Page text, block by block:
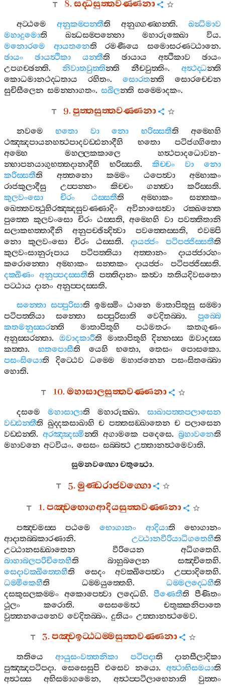
8.සද‍්ධසුත‍්තවණ‍්ණනා
අට‍්ඨමෙ අනුකම‍්පන‍්තීති අනුග‍්ගණ‍්හන‍්ති. ඛන්‍ධිමාව
මහාදුමොති ඛන්‍ධසම‍්පන‍්නො මහාරුක‍්ඛො විය.
මනොරමෙ
ආයතනෙති රමණීයෙ සමොසරණට‍්ඨානෙ.
ඡායං
ඡායත්‍ථිකා යන‍්තීති ඡායාය අත්‍ථිකාව
ඡායං
උපගච‍්ඡන‍්ති. නිවාතවුත‍්තින‍්ති නීචවුත‍්තිං. අත්‍ථද‍්ධන‍්ති
කොධමානථද‍්ධතාය
රහිතං. සොරතන‍්ති
සොරච‍්චෙන
සුචිසීලෙන සමන‍්නාගතං. සඛිලන‍්ති සම‍්මොදකං.
9.පුත‍්තසුත‍්තවණ‍්ණනා
නවමෙ භතො වා නො භරිස‍්සතීති
අම‍්හෙහි
ථඤ‍්ඤපායනහත්‍ථපාදවඩ‍්ඪනාදීහි
භතො
පටිජග‍්ගිතො
අම‍්හෙ
මහල‍්ලකකාලෙ හත්‍ථපාදධොවන-
න‍්හාපනයාගුභත‍්තදානාදීහි
භරිස‍්සති. කිච‍්චං වා
නො
කරිස‍්සතීති අත‍්තනො කම‍්මං ඨපෙත්‍වා
අම‍්හාකං
රාජකුලාදීසු
උප‍්පන‍්නං කිච‍්චං ගන‍්ත්‍වා කරිස‍්සති.
කුලවංසො
චිරං ඨස‍්සතීති අම‍්හාකං
සන‍්තකං
ඛෙත‍්තවත්‍ථුහිරඤ‍්ඤසුවණ‍්ණාදිං
අවිනාසෙත්‍වා
රක‍්ඛන‍්තෙ
පුත‍්තෙ කුලවංසො චිරං ඨස‍්සති,අම‍්හෙහි වා පවත‍්තිතානි
සලාකභත‍්තාදීනි
අනුපච‍්ඡින්‍දිත්‍වා පවත‍්තෙස‍්සති,එවම‍්පි
නො
කුලවංසො චිරං ඨස‍්සති. දායජ‍්ජං පටිපජ‍්ජිස‍්සතීති
කුලවංසානුරූපාය
පටිපත‍්තියා අත‍්තානං
දායජ‍්ජාරහං
කරොන‍්තො
අම‍්හාකං සන‍්තකං දායජ‍්ජං පටිපජ‍්ජිස‍්සති.
දක‍්ඛිණං අනුප‍්පදස‍්සතීති පත‍්තිදානං කත්‍වා තතියදිවසතො
පට‍්ඨාය දානං අනුප‍්පදස‍්සති.
සන‍්තො සප‍්පුරිසාති ඉමස‍්මිං ඨානෙ මාතාපිතූසු සම‍්මා
පටිපත‍්තියා
සන‍්තො සප‍්පුරිසාති වෙදිතබ‍්බා. පුබ‍්බෙ
කතමනුස‍්සරන‍්ති මාතාපිතූහි පඨමතරං
කතගුණං
අනුස‍්සරන‍්තා. ඔවාදකාරීති මාතාපිතූහි දින‍්නස‍්ස ඔවාදස‍්ස
කත‍්තා. භතපොසීති යෙහි භතො,තෙසං පොසකො.
පසංසියොති දිට‍්ඨෙව ධම‍්මෙ මහාජනෙන
පසංසිතබ‍්බො
හොති.
10.මහාසාලසුත‍්තවණ‍්ණනා
දසමෙ මහාසාලාති මහාරුක‍්ඛා. සාඛාපත‍්තපලාසෙන
වඩ‍්ඪන‍්තීති ඛුද‍්දකසාඛාහි ච පත‍්තසඞ‍්ඛාතෙන ච පලාසෙන
වඩ‍්ඪන‍්ති. අරඤ‍්ඤස‍්මින‍්ති අගාමකෙ පදෙසෙ. බ්‍රහාවනෙති
මහාවනෙ අටවියං. සෙසං සබ‍්බත්‍ථ උත‍්තානත්‍ථමෙවාති.
සුමනවග‍්ගොචතුත්‍ථො.
5.මුණ‍්ඩරාජවග‍්ගො
1.පඤ‍්චභොගආදියසුත‍්තවණ‍්ණනා
පඤ‍්චමස‍්ස පඨමෙ භොගානං ආදියාති
භොගානං
ආදාතබ‍්බකාරණානි. උට‍්ඨානවීරියාධිගතෙහීති
උට‍්ඨානසඞ‍්ඛාතෙන
වීරියෙන අධිගතෙහි.
බාහාබලපරිචිතෙහීති බාහුබලෙන සඤ‍්චිතෙහි.
සෙදාවක‍්ඛිත‍්තෙහීති සෙදං අවක‍්ඛිපෙත්‍වා උප‍්පාදිතෙහි.
ධම‍්මිකෙහීති ධම‍්මයුත‍්තෙහි. ධම‍්මලද‍්ධෙහීති
දසකුසලකම‍්මං අකොපෙත්‍වා ලද‍්ධෙහි. පීණෙතීති
පීණිතං
ථූලං
කරොති. සෙසමෙත්‍ථ
චතුක‍්කනිපාතෙ
වුත‍්තනයෙනෙව වෙදිතබ‍්බං. දුතියං උත‍්තානත්‍ථමෙව.
3.පඤ‍්චඉට‍්ඨධම‍්මසුත‍්තවණ‍්ණනා
තතියෙ ආයුසංවත‍්තනිකා පටිපදාති
දානසීලාදිකා
පුඤ‍්ඤපටිපදා. සෙසෙසුපි එසෙව නයො. අත්‍ථාභිසමයාති
අත්‍ථස‍්ස
අභිසමාගමෙන, අත්‍ථප‍්පටිලාභෙනාති
වුත‍්තං